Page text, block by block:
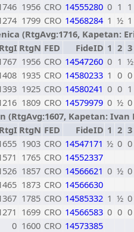
1956 CRO 14555280 0 1 1
1799 CRO 14568284 1 ½ 1
(RtgAvg:1716, Kapetan:
RtgI RtgN FED FideID 1 2 3
1956 CRO 14547260 0 1 ½
1935 CRO 14580233 1 0 0
1925 CRO 14580241 0 0 1
1809 CRO 14579979 0 ½ 0
(RtgAvg:1607, Kapetan: Ivan
RtgI RtgN FED FideID 1 2 3
1903 CRO 14547171 ½ 0 0
1765 CRO 14552337
1857 CRO 14566621 0 ½ 0
1873 CRO 14566630
1785 CRO 14585332 1 ½ 0
1699 CRO 14566583 0 0 0
0 1600 CRO 14573385